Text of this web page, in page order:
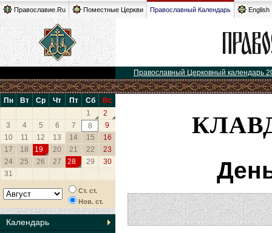
Православие.Ru Поместные Церкви Православный Календарь English
Православный Церковный календарь
Пн Вт Ср Чт Пт Сб
Вс
1
2
3
4 5 6 7 8
9
10
11 12 13 14 15
16
17
18 19 20 21 22
23
24
25 26 27 28 29
30
31
Ст. ст.
Нов. ст.
Календарь